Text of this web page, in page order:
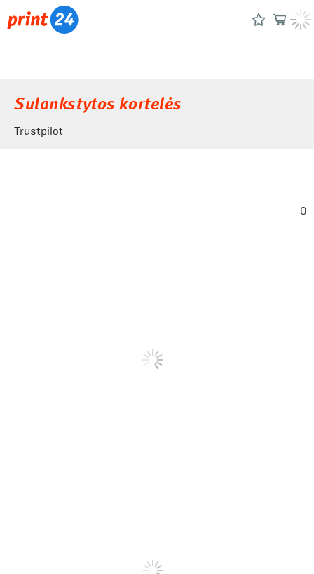
Sulankstytos kortelės
Trustpilot
0